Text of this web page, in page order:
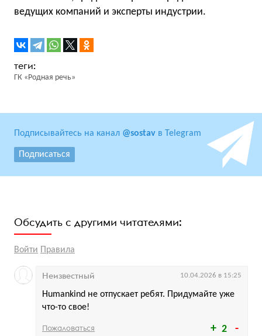
ведущих компаний и эксперты индустрии.
ГК «Родная речь»
Подписывайтесь на канал @sostav в Telegram
Подписаться
Обсудить с другими читателями:
Войти Правила
2
Humankind не отпускает ребят. Придумайте уже
что-то свое!
Неизвестный 10.04.2026 в 15:25
Пожаловаться